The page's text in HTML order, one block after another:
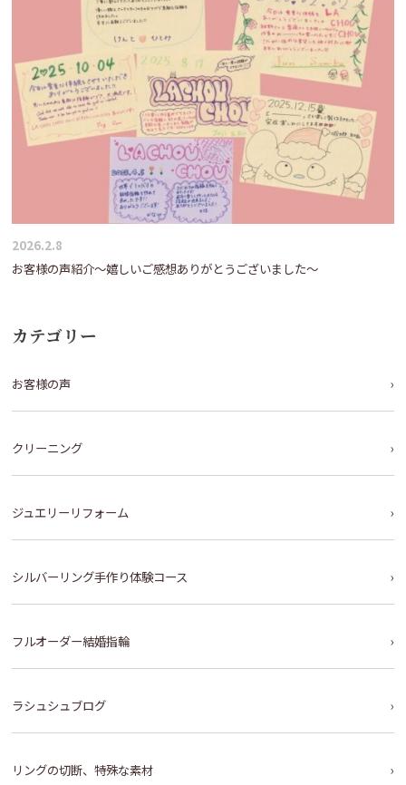
2026.2.8
お客様の声紹介～嬉しいご感想ありがとうございました～
カテゴリー
お客様の声
クリーニング
ジュエリーリフォーム
シルバーリング手作り体験コース
フルオーダー結婚指輪
ラシュシュブログ
リングの切断、特殊な素材